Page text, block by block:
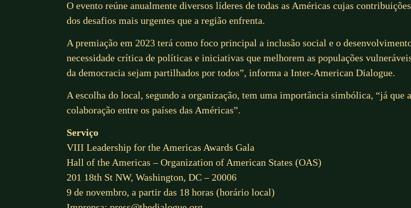
O evento reúne anualmente diversos líderes de todas as Américas cujas
dos desafios mais urgentes que a região enfrenta.
A premiação em 2023 terá como foco principal a inclusão social e o
necessidade crítica de políticas e iniciativas que melhorem as populações
da democracia sejam partilhados por todos”, informa a Inter-American Dialogue.
A escolha do local, segundo a organização, tem uma importância simbólica, “já que
colaboração entre os países das Américas”.
Serviço
VIII Leadership for the Americas Awards Gala
Hall of the Americas – Organization of American States (OAS)
201 18th St NW, Washington, DC – 20006
9 de novembro, a partir das 18 horas (horário local)